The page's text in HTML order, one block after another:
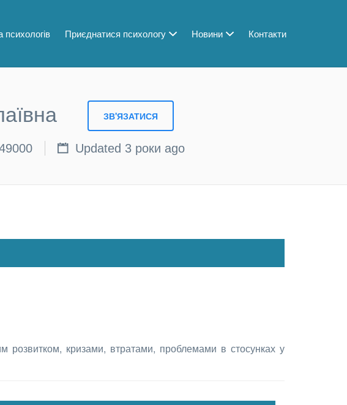
психологів Приєднатися психологу Новини Контакти
Updated 3 роки ago
розвитком, кризами, втратами, проблемами в стосунках у